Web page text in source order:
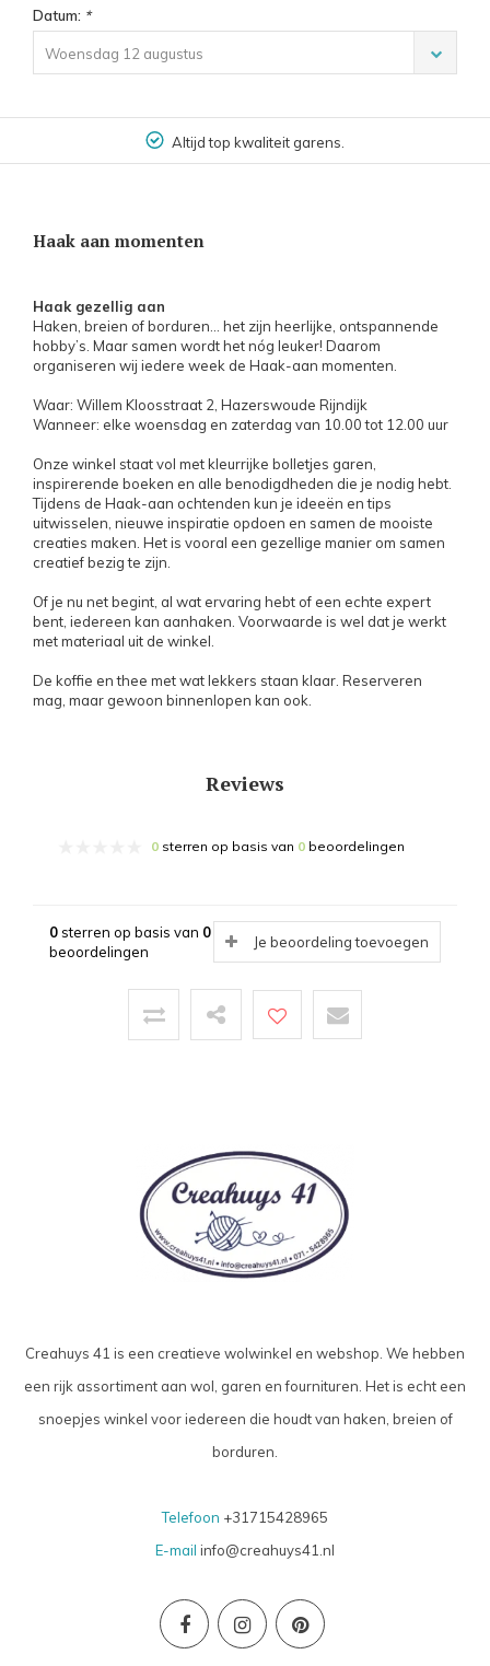
Datum: *
Woensdag 12 augustus
Altijd top kwaliteit garens.
Haak aan momenten
Haak gezellig aan
Haken, breien of borduren… het zijn heerlijke, ontspannende
hobby’s. Maar samen wordt het nóg leuker! Daarom
organiseren wij iedere week de Haak-aan momenten.
Waar: Willem Kloosstraat 2, Hazerswoude Rijndijk
Wanneer: elke woensdag en zaterdag van 10.00 tot 12.00 uur
Onze winkel staat vol met kleurrijke bolletjes garen,
inspirerende boeken en alle benodigdheden die je nodig hebt.
Tijdens de Haak-aan ochtenden kun je ideeën en tips
uitwisselen, nieuwe inspiratie opdoen en samen de mooiste
creaties maken. Het is vooral een gezellige manier om samen
creatief bezig te zijn.
Of je nu net begint, al wat ervaring hebt of een echte expert
bent, iedereen kan aanhaken. Voorwaarde is wel dat je werkt
met materiaal uit de winkel.
De koffie en thee met wat lekkers staan klaar. Reserveren
mag, maar gewoon binnenlopen kan ook.
Reviews
0 sterren op basis van 0 beoordelingen
0sterren op basis van 0
beoordelingen
Je beoordeling toevoegen
Creahuys 41 is een creatieve wolwinkel en webshop. We hebben
een rijk assortiment aan wol, garen en fournituren. Het is echt een
snoepjes winkel voor iedereen die houdt van haken, breien of
borduren.
Telefoon +31715428965
E-mail info@creahuys41.nl